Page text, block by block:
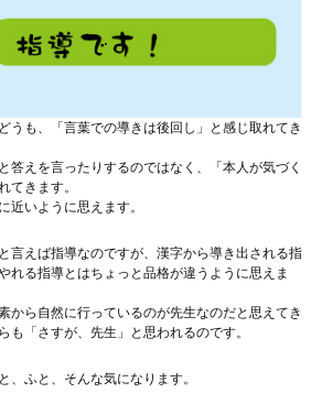
も、「言葉での導きは後回し」と感じ取れてき
答えを言ったりするのではなく、「本人が気づく
てきます。
近いように思えます。
言えば指導なのですが、漢字から導き出される指
れる指導とはちょっと品格が違うように思えま
から自然に行っているのが先生なのだと思えてき
も「さすが、先生」と思われるのです。
、ふと、そんな気になります。